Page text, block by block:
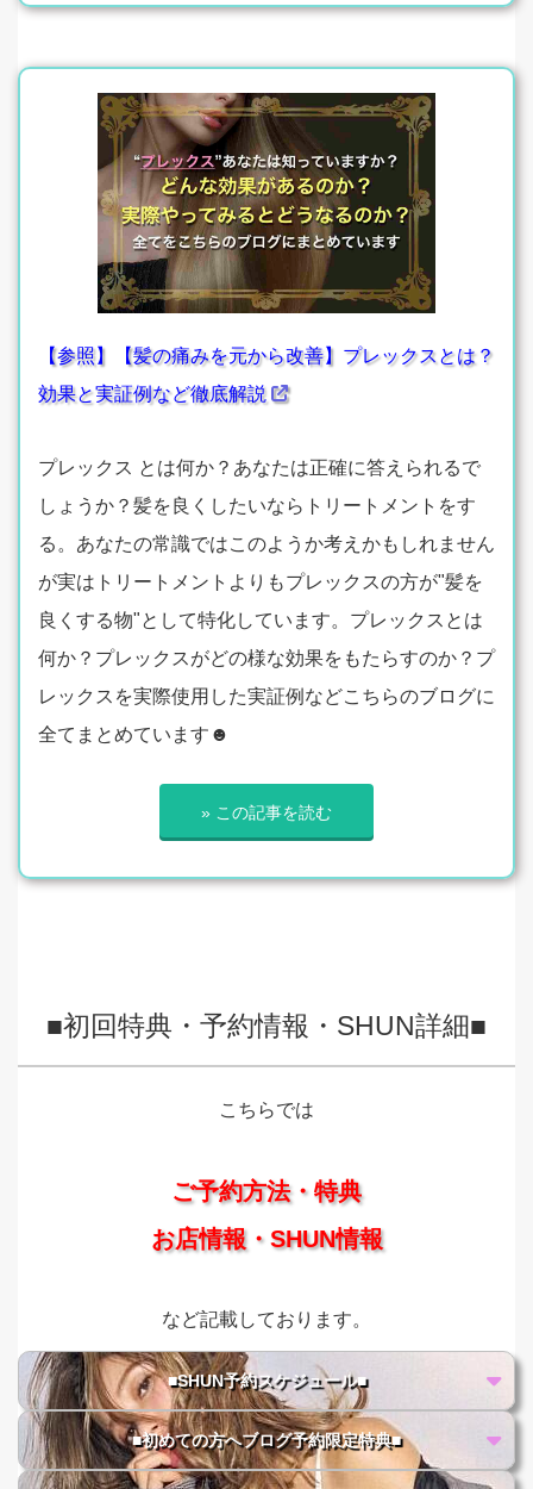
【参照】【髪の痛みを元から改善】プレックスとは？
効果と実証例など徹底解説
プレックス とは何か？あなたは正確に答えられるで
しょうか？髪を良くしたいならトリートメントをす
る。あなたの常識ではこのようか考えかもしれません
が実はトリートメントよりもプレックスの方が"髪を
良くする物"として特化しています。プレックスとは
何か？プレックスがどの様な効果をもたらすのか？プ
レックスを実際使用した実証例などこちらのブログに
全てまとめています☻
» この記事を読む
■初回特典・予約情報・SHUN詳細■
こちらでは
ご予約方法・特典
お店情報・SHUN情報
など記載しております。
■SHUN予約スケジュール■
■初めての方へブログ予約限定特典■